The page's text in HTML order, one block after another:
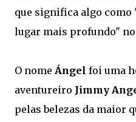
que significa algo como
lugar mais profundo"
O nome Ángel foi uma
aventureiro Jimmy
pelas belezas da maior